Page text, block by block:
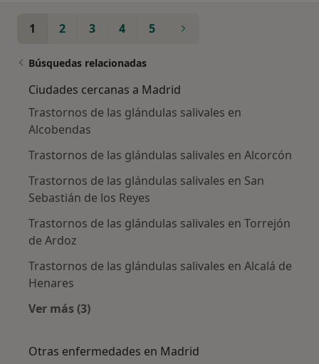
1 2 3 4 5
Búsquedas relacionadas
Ciudades cercanas a Madrid
Trastornos de las glándulas salivales en
Alcobendas
Trastornos de las glándulas salivales en Alcorcón
Trastornos de las glándulas salivales en San
Sebastián de los Reyes
Trastornos de las glándulas salivales en Torrejón
de Ardoz
Trastornos de las glándulas salivales en Alcalá de
Henares
Ver más (3)
Otras enfermedades en Madrid